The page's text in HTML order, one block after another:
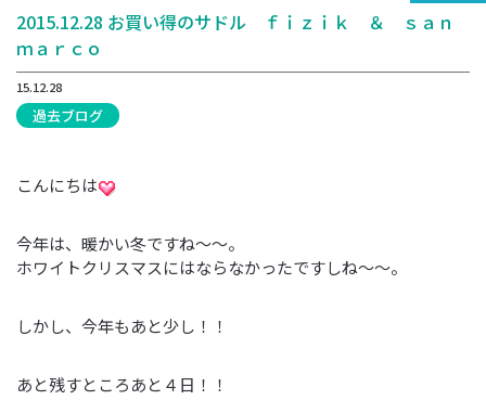
2015.12.28 お買い得のサドル ｆｉｚｉｋ ＆ ｓａｎ
ｍａｒｃｏ
15.12.28
過去ブログ
こんにちは
今年は、暖かい冬ですね～～。
ホワイトクリスマスにはならなかったですしね～～。
しかし、今年もあと少し！！
あと残すところあと４日！！